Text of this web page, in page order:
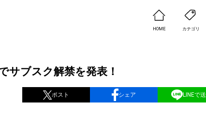
HOME カテゴリ
サブスク解禁を発表！
ポスト シェア LINEで